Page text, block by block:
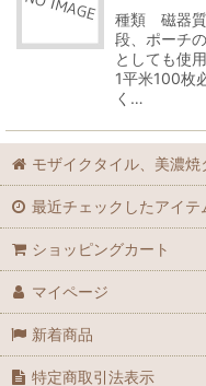
種類 磁器
段、ポーチ
としても使
1平米100枚
く…
モザイクタイル、美濃焼
最近チェックしたアイテ
ショッピングカート
マイページ
新着商品
特定商取引法表示